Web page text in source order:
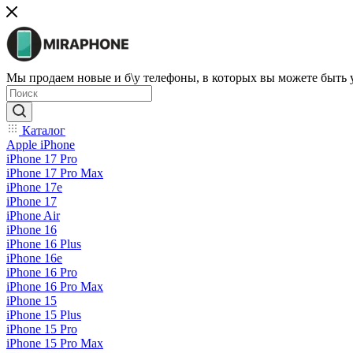
Мы продаем новые и б\у телефоны, в которых вы можете быть
Каталог
Apple iPhone
iPhone 17 Pro
iPhone 17 Pro Max
iPhone 17e
iPhone 17
iPhone Air
iPhone 16
iPhone 16 Plus
iPhone 16e
iPhone 16 Pro
iPhone 16 Pro Max
iPhone 15
iPhone 15 Plus
iPhone 15 Pro
iPhone 15 Pro Max